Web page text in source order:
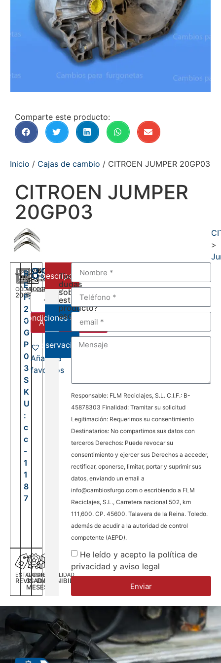
Comparte este producto:
Inicio / Cajas de cambio / CITROEN JUMPER 20GP03
CITROEN JUMPER
20GP03
>
CÓDIGO
20GP03
VELOCIDADES
6
DEL:
AL:
ESTADO
REVISADA
GARANTÍA
3
MESES
DISPONILIDAD
DISPONIBILIDAD
R
E
F:
2
0
G
P
0
3
S
K
U
:
c
c
-
1
1
8
7
880,00€
Añadir al carrito
Añadir a
favoritos
Descripción
Condiciones de venta
Observaciones
Tienes
dudas
sobre
este
producto?
escríbenos:
Responsable: FLM Reciclajes, S.L. C.I.F.: B-
45878303 Finalidad: Tramitar su solicitud
Legitimación: Requerimos su consentimiento
Destinatarios: No compartimos sus datos con
terceros Derechos: Puede revocar su
consentimiento y ejercer sus Derechos a acceder,
rectificar, oponerse, limitar, portar y suprimir sus
datos, enviando un email a
info@cambiosfurgo.com o escribiendo a FLM
Reciclajes, S.L., Carretera nacional 502, km
111,600. CP. 45600. Talavera de la Reina. Toledo.
además de acudir a la autoridad de control
competente (AEPD).
He leído y acepto la política de
privacidad y aviso legal
Enviar